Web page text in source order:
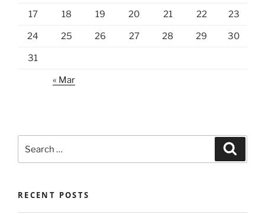
17 18 19 20 21 22 23
24 25 26 27 28 29 30
31
« Mar
for:
RECENT POSTS